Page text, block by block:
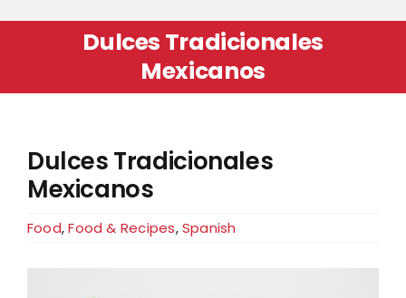
Dulces Tradicionales
Mexicanos
Dulces Tradicionales
Mexicanos
Food,Food & Recipes,Spanish